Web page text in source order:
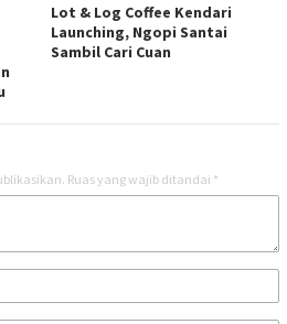
Lot & Log Coffee Kendari
Launching, Ngopi Santai
Sambil Cari Cuan
Ruas yang wajib ditandai *